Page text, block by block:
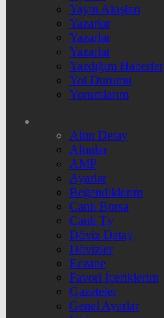
Yayın Akışları
Yazarlar
Yazarlar
Yazarlar
Yazdığım Haberler
Yol Durumu
Yorumlarım
Altın Detay
Altınlar
AMP
Ayarlar
Beğendiklerim
Canlı Borsa
Canlı Tv
Döviz Detay
Dövizler
Eczane
Favori İçeriklerim
Gazeteler
Genel Ayarlar